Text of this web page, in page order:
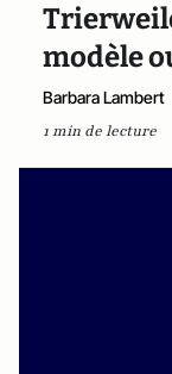
modèle
Barbara Lambert
1 min de lecture